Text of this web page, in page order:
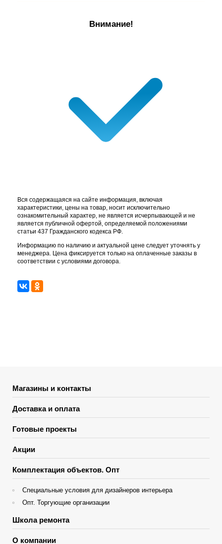
Внимание!
Вся содержащаяся на сайте информация, включая
характеристики, цены на товар, носит исключительно
ознакомительный характер, не является исчерпывающей и не
является публичной офертой, определяемой положениями
статьи 437 Гражданского кодекса РФ.
Информацию по наличию и актуальной цене следует уточнять у
менеджера. Цена фиксируется только на оплаченные заказы в
соответствии с условиями договора.
Магазины и контакты
Доставка и оплата
Готовые проекты
Акции
Комплектация объектов. Опт
Специальные условия для дизайнеров интерьера
Опт. Торгующие организации
Школа ремонта
О компании